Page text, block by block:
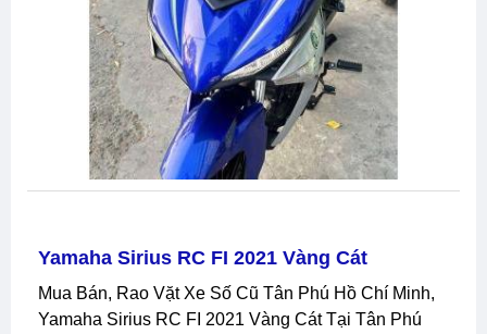
Yamaha Sirius RC FI 2021 Vàng Cát
Mua Bán, Rao Vặt Xe Số Cũ Tân Phú Hồ Chí Minh,
Yamaha Sirius RC FI 2021 Vàng Cát Tại Tân Phú